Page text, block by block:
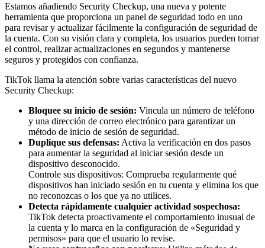
Estamos añadiendo Security Checkup, una nueva y potente
herramienta que proporciona un panel de seguridad todo en uno
para revisar y actualizar fácilmente la configuración de seguridad de
la cuenta. Con su visión clara y completa, los usuarios pueden tomar
el control, realizar actualizaciones en segundos y mantenerse
seguros y protegidos con confianza.
TikTok llama la atención sobre varias características del nuevo
Security Checkup:
Bloquee su inicio de sesión: Vincula un número de teléfono
y una dirección de correo electrónico para garantizar un
método de inicio de sesión de seguridad.
Duplique sus defensas: Activa la verificación en dos pasos
para aumentar la seguridad al iniciar sesión desde un
dispositivo desconocido.
Controle sus dispositivos: Comprueba regularmente qué
dispositivos han iniciado sesión en tu cuenta y elimina los que
no reconozcas o los que ya no utilices.
Detecta rápidamente cualquier actividad sospechosa:
TikTok detecta proactivamente el comportamiento inusual de
la cuenta y lo marca en la configuración de «Seguridad y
permisos» para que el usuario lo revise.